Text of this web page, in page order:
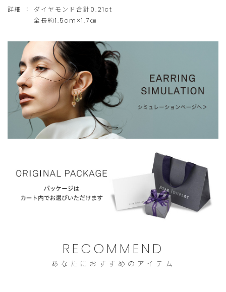
に
限
ら
せ
て
い
た
す。
ご
文
は
せ
ん。
詳細 ：
ダイヤモンド合計0.21ct
全長約1.5cm×1.7㎝
RECOMMEND
あなたにおすすめのアイテム